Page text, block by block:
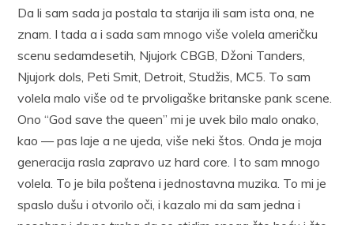
Da li sam sada ja postala ta starija ili sam ista ona, ne
znam. I tada a i sada sam mnogo više volela američku
scenu sedamdesetih, Njujork CBGB, Džoni Tanders,
Njujork dols, Peti Smit, Detroit, Studžis, MC5. To sam
volela malo više od te prvoligaške britanske pank scene.
Ono “God save the queen” mi je uvek bilo malo onako,
kao — pas laje a ne ujeda, više neki štos. Onda je moja
generacija rasla zapravo uz hard core. I to sam mnogo
volela. To je bila poštena i jednostavna muzika. To mi je
spaslo dušu i otvorilo oči, i kazalo mi da sam jedna i